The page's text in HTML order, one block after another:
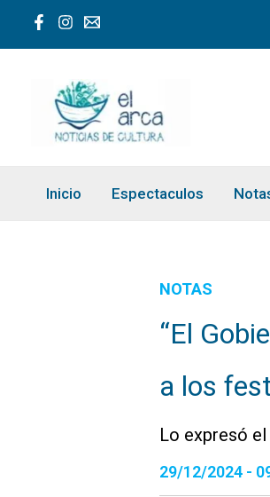
Inicio Espectaculos
NOTAS
“El
a los
Lo expresó
29/12/2024 -